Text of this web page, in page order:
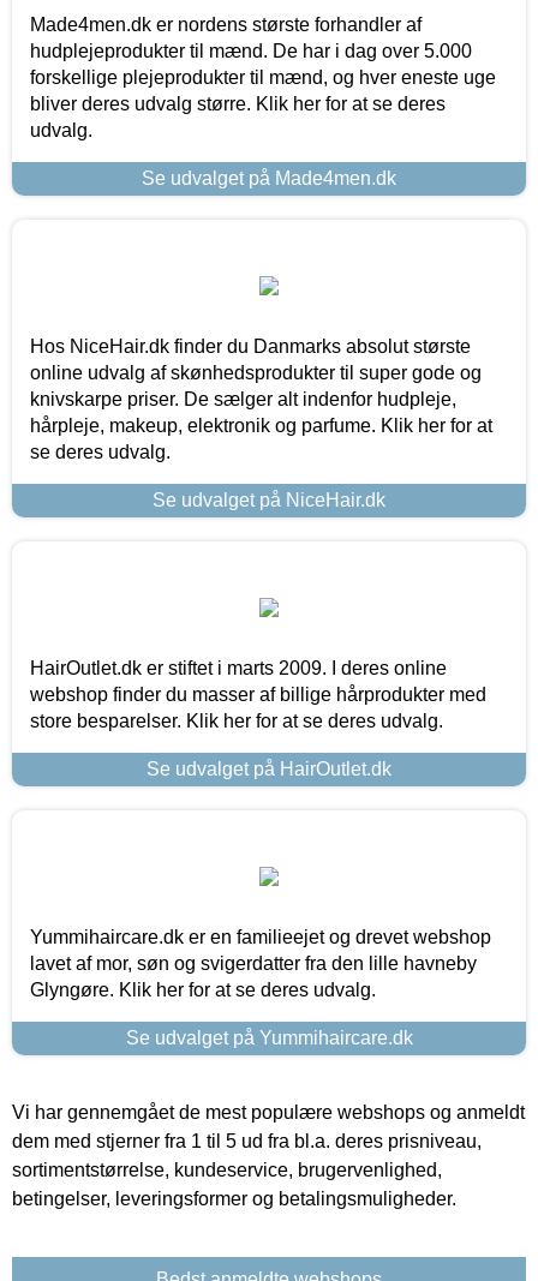
Made4men.dk er nordens største forhandler af
hudplejeprodukter til mænd. De har i dag over 5.000
forskellige plejeprodukter til mænd, og hver eneste uge
bliver deres udvalg større. Klik her for at se deres
udvalg.
Se udvalget på Made4men.dk
Hos NiceHair.dk finder du Danmarks absolut største
online udvalg af skønhedsprodukter til super gode og
knivskarpe priser. De sælger alt indenfor hudpleje,
hårpleje, makeup, elektronik og parfume. Klik her for at
se deres udvalg.
Se udvalget på NiceHair.dk
HairOutlet.dk er stiftet i marts 2009. I deres online
webshop finder du masser af billige hårprodukter med
store besparelser. Klik her for at se deres udvalg.
Se udvalget på HairOutlet.dk
Yummihaircare.dk er en familieejet og drevet webshop
lavet af mor, søn og svigerdatter fra den lille havneby
Glyngøre. Klik her for at se deres udvalg.
Se udvalget på Yummihaircare.dk
Vi har gennemgået de mest populære webshops og anmeldt
dem med stjerner fra 1 til 5 ud fra bl.a. deres prisniveau,
sortimentstørrelse, kundeservice, brugervenlighed,
betingelser, leveringsformer og betalingsmuligheder.